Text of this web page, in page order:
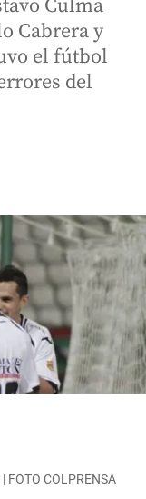
Culma
Cabrera y
el fútbol
del
FOTO COLPRENSA